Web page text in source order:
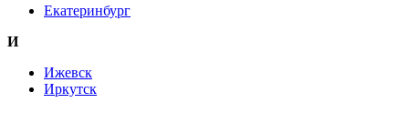
Екатеринбург
И
Ижевск
Иркутск